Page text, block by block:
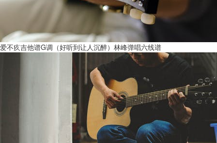
爱不疚吉他谱G调（好听到让人沉醉）林峰弹唱六线谱